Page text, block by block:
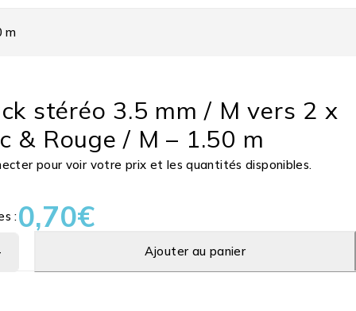
m
stéréo 3.5 mm / M vers 2 x
& Rouge / M – 1.50 m
pour voir votre prix et les quantités disponibles.
:0,70€
Ajouter au panier